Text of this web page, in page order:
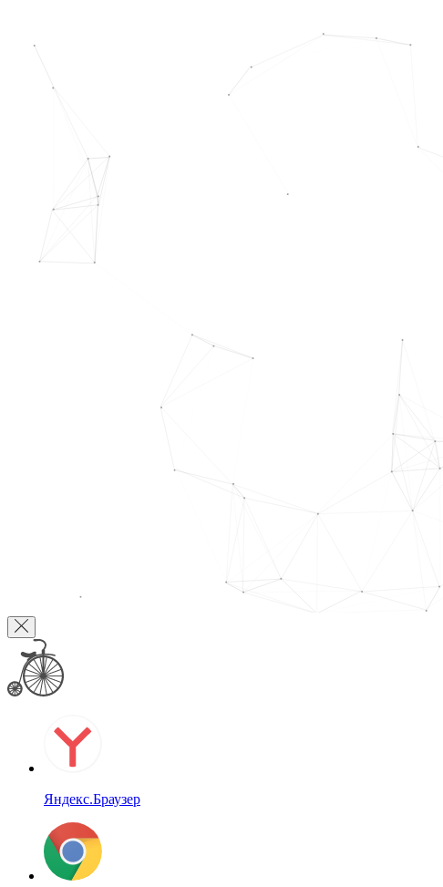
Яндекс.Браузер